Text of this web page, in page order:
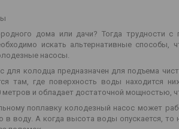
дома или дачи? Тогда трудности
искать альтернативные
насосы.
для колодца предназначен для подъема
там, где поверхность воды находится
метров и обладает достаточной мощностью,
поплавку колодезный насос может
в воду. А когда высота воды опускается,